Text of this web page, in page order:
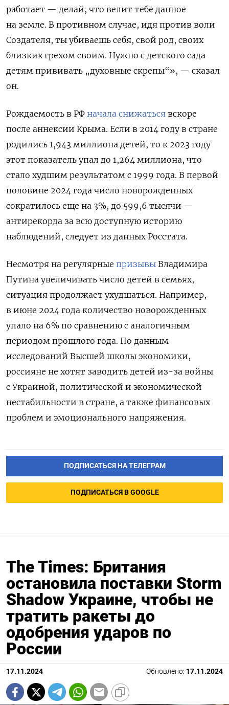
работает — делай, что велит тебе данное
на земле. В противном случае, идя против воли
Создателя, ты убиваешь себя, свой род, своих
близких грехом своим. Нужно с детского сада
детям прививать „духовные скрепы“», — сказал
он.
Рождаемость в РФ начала снижаться вскоре
после аннексии Крыма. Если в 2014 году в стране
родились 1,943 миллиона детей, то к 2023 году
этот показатель упал до 1,264 миллиона, что
стало худшим результатом с 1999 года. В первой
половине 2024 года число новорожденных
сократилось еще на 3%, до 599,6 тысячи —
антирекорда за всю доступную историю
наблюдений, следует из данных Росстата.
Несмотря на регулярные призывы Владимира
Путина увеличивать число детей в семьях,
ситуация продолжает ухудшаться. Например,
в июне 2024 года количество новорожденных
упало на 6% по сравнению с аналогичным
периодом прошлого года. По данным
исследований Высшей школы экономики,
россияне не хотят заводить детей из-за войны
с Украиной, политической и экономической
нестабильности в стране, а также финансовых
проблем и эмоционального напряжения.
ПОДПИСАТЬСЯ НА ТЕЛЕГРАМ
ПОДПИСАТЬСЯ В GOOGLE
The Times: Британия
остановила поставки Storm
Shadow Украине, чтобы не
тратить ракеты до
одобрения ударов по
России
17.11.2024 Обновлено: 17.11.2024